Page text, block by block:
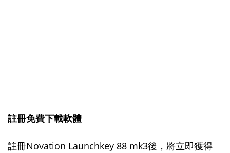
註冊免費下載軟體
註冊Novation Launchkey 88 mk3後，將立即獲得